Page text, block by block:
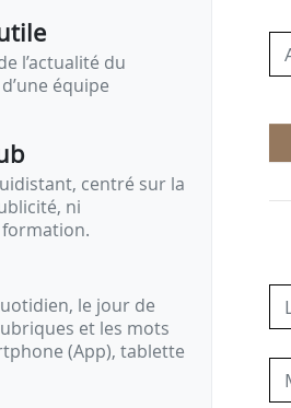
l’actualité du
équipe
centré sur la
ni
le jour de
et les mots
(App), tablette